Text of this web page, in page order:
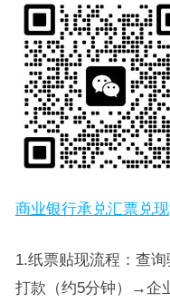
商业银行承兑汇票兑现
1.纸票贴现流程：查
打款（约5分钟）→企